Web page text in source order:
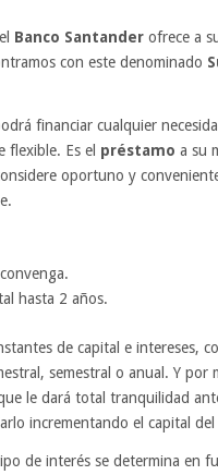
Banco Santander ofrece a
con este denominado
financiar cualquier
flexible. Es el préstamo a su
oportuno y
hasta 2 años.
de capital e intereses,
semestral o anual. Y por
le dará total tranquilidad
incrementando el capital del
de interés se determina en